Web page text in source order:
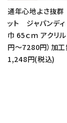
通年心地よさ抜群
ット ジャパンディ
巾 65ｃｍ アクリ
円～7280円）加
1,248円(税込)